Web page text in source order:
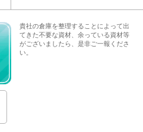
貴社の倉庫を整理することによって出
てきた不要な資材、余っている資材等
がございましたら、是非ご一報くださ
い。